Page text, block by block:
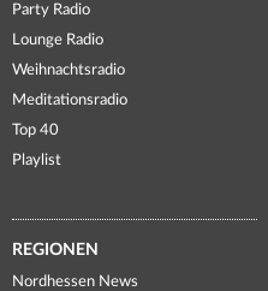
Party Radio
Lounge Radio
Weihnachtsradio
Meditationsradio
Top 40
Playlist
REGIONEN
Nordhessen News